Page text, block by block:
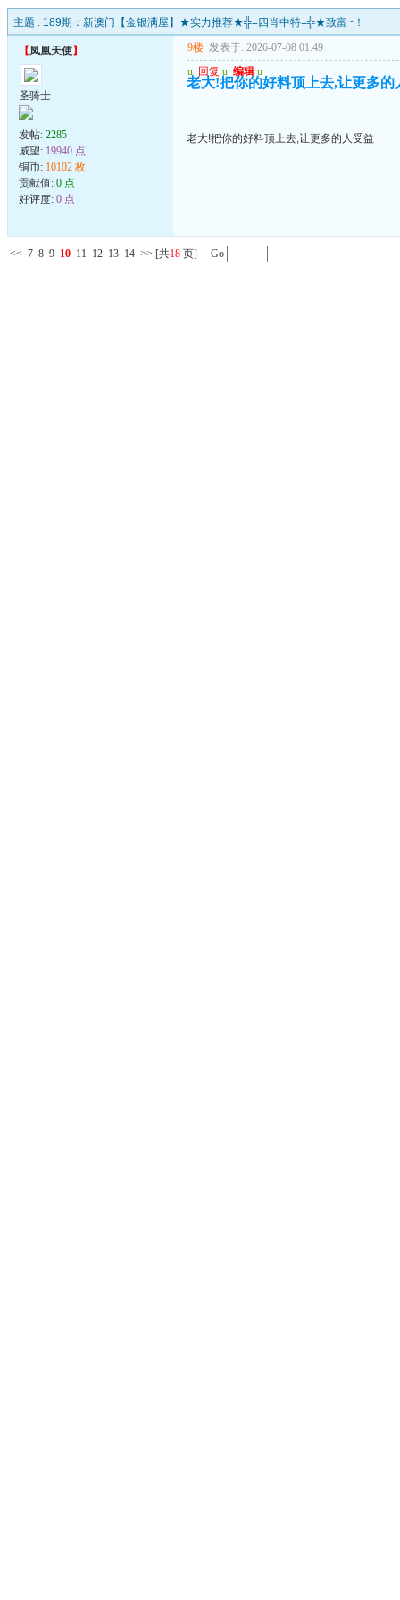
主题 : 189期：新澳门【金银满屋】★实力推荐★╬=四肖中特=╬★致富~！
【凤凰天使】
圣骑士
发帖: 2285
威望: 19940 点
铜币: 10102 枚
贡献值: 0 点
好评度: 0 点
9楼 发表于: 2026-07-08 01:49
u 回复 u 编辑 u
老大!把你的好料顶上去,让更多的
老大!把你的好料顶上去,让更多的人受益
<< 7 8 9 10 11 12 13 14 >> [共18 页] Go